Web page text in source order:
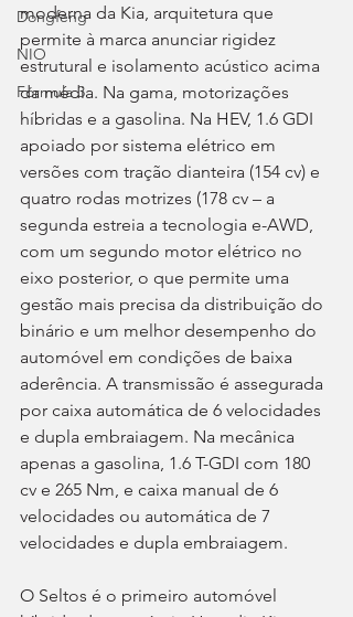
Dongfeng
NIO
Fórmula 3
moderna da Kia, arquitetura que
permite à marca anunciar rigidez
estrutural e isolamento acústico acima
da média. Na gama, motorizações
híbridas e a gasolina. Na HEV, 1.6 GDI
apoiado por sistema elétrico em
versões com tração dianteira (154 cv) e
quatro rodas motrizes (178 cv – a
segunda estreia a tecnologia e-AWD,
com um segundo motor elétrico no
eixo posterior, o que permite uma
gestão mais precisa da distribuição do
binário e um melhor desempenho do
automóvel em condições de baixa
aderência. A transmissão é assegurada
por caixa automática de 6 velocidades
e dupla embraiagem. Na mecânica
apenas a gasolina, 1.6 T-GDI com 180
cv e 265 Nm, e caixa manual de 6
velocidades ou automática de 7
velocidades e dupla embraiagem.
O Seltos é o primeiro automóvel